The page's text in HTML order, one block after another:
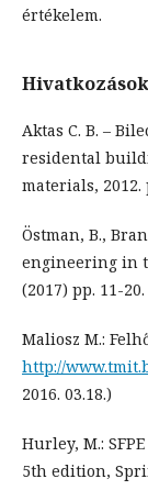
értékelem.
Hivatkozások
Aktas C. B. –
residental
materials, 2012.
Östman, B.,
engineering in
(2017) pp. 11-20.
Maliosz M.:
http://
2016. 03.18.)
Hurley, M.:
5th edition,